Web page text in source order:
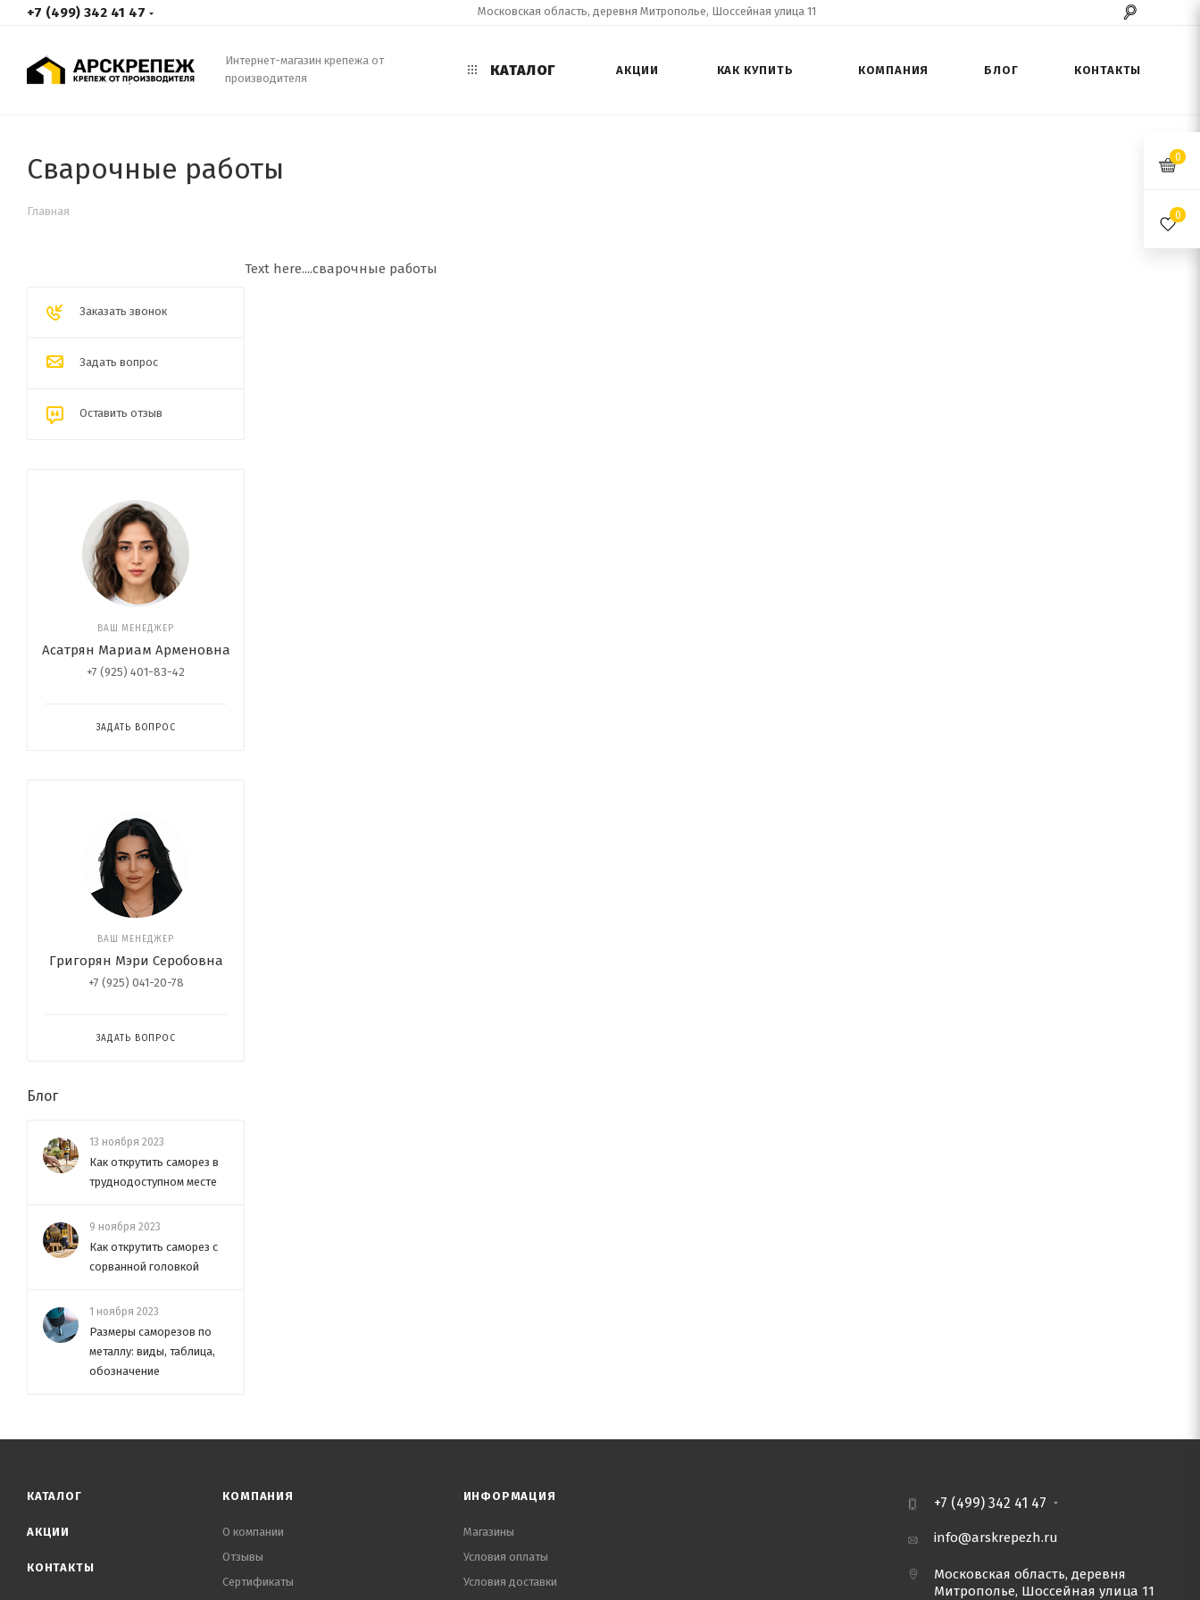
+7 (499) 342 41 47 Московская область, деревня Митрополье, Шоссейная улица 11
Интернет-магазин крепежа от
производителя
КАТАЛОГ АКЦИИ КАК КУПИТЬ КОМПАНИЯ БЛОГ КОНТАКТЫ
Сварочные работы
Главная
Text here....сварочные работы
Заказать звонок
Задать вопрос
Оставить отзыв
ВАШ МЕНЕДЖЕР
Асатрян Мариам Арменовна
+7 (925) 401-83-42
ЗАДАТЬ ВОПРОС
ВАШ МЕНЕДЖЕР
Григорян Мэри Серобовна
+7 (925) 041-20-78
ЗАДАТЬ ВОПРОС
Блог
13 ноября 2023
Как открутить саморез в
труднодоступном месте
9 ноября 2023
Как открутить саморез с
сорванной головкой
1 ноября 2023
Размеры саморезов по
металлу: виды, таблица,
обозначение
КАТАЛОГ
АКЦИИ
КОНТАКТЫ
КОМПАНИЯ
О компании
Отзывы
Сертификаты
ИНФОРМАЦИЯ
Магазины
Условия оплаты
Условия доставки
+7 (499) 342 41 47
info@arskrepezh.ru
Московская область, деревня
Митрополье, Шоссейная улица 11
0
0